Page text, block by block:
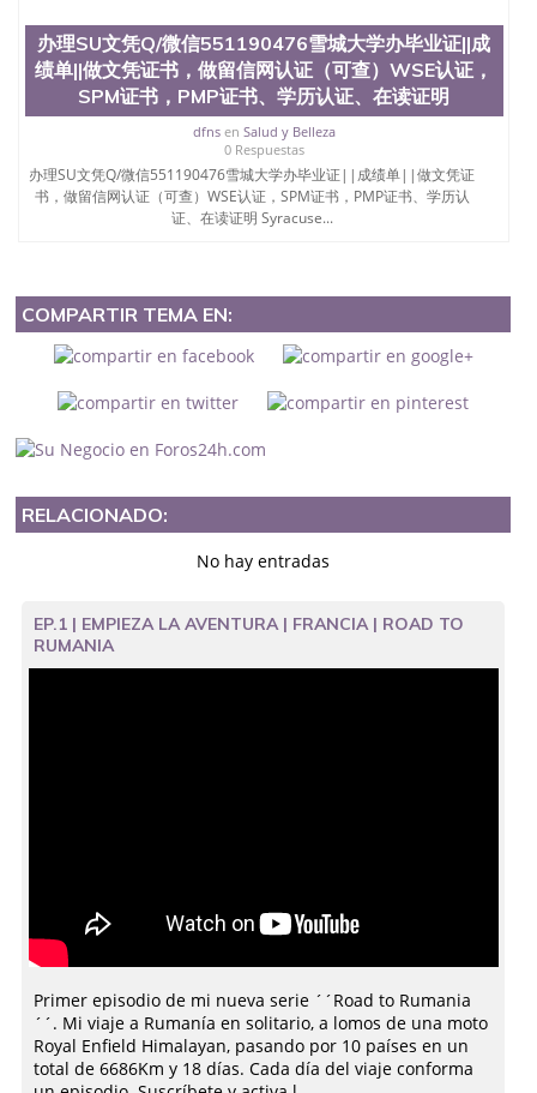
办理SU文凭Q/微信551190476雪城大学办毕业证||成
绩单||做文凭证书，做留信网认证（可查）WSE认证，
SPM证书，PMP证书、学历认证、在读证明
dfnsen Salud y Belleza
0 Respuestas
办理SU文凭Q/微信551190476雪城大学办毕业证||成绩单||做文凭证
书，做留信网认证（可查）WSE认证，SPM证书，PMP证书、学历认
证、在读证明 Syracuse...
COMPARTIR TEMA EN:
RELACIONADO:
No hay entradas
EP.1 | EMPIEZA LA AVENTURA | FRANCIA | ROAD TO
RUMANIA
Primer episodio de mi nueva serie ´´Road to Rumania
´´. Mi viaje a Rumanía en solitario, a lomos de una moto
Royal Enfield Himalayan, pasando por 10 países en un
total de 6686Km y 18 días. Cada día del viaje conforma